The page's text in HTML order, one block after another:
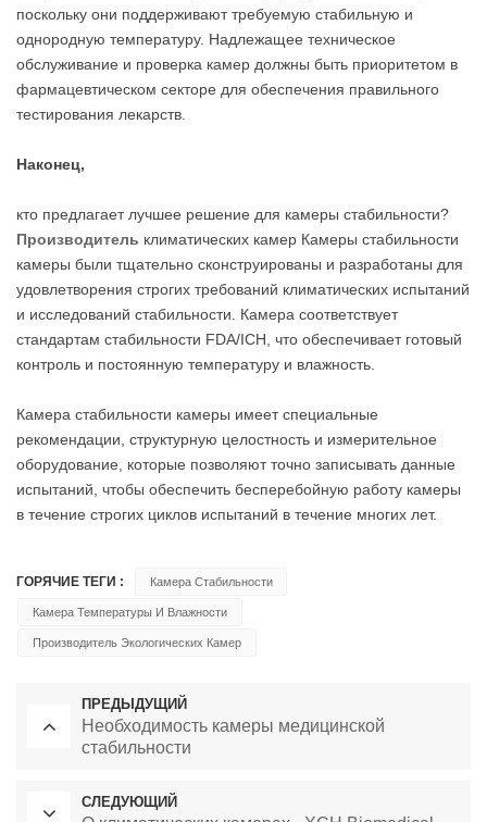
поскольку они поддерживают требуемую стабильную и
однородную температуру. Надлежащее техническое
обслуживание и проверка камер должны быть приоритетом в
фармацевтическом секторе для обеспечения правильного
тестирования лекарств.
Наконец,
кто предлагает лучшее решение для камеры стабильности?
Производитель климатических камер Камеры стабильности
камеры были тщательно сконструированы и разработаны для
удовлетворения строгих требований климатических испытаний
и исследований стабильности. Камера соответствует
стандартам стабильности FDA/ICH, что обеспечивает готовый
контроль и постоянную температуру и влажность.
Камера стабильности камеры имеет специальные
рекомендации, структурную целостность и измерительное
оборудование, которые позволяют точно записывать данные
испытаний, чтобы обеспечить бесперебойную работу камеры
в течение строгих циклов испытаний в течение многих лет.
ГОРЯЧИЕ ТЕГИ : Камера Стабильности
Камера Температуры И Влажности
Производитель Экологических Камер
ПРЕДЫДУЩИЙ
Необходимость камеры медицинской
стабильности
СЛЕДУЮЩИЙ